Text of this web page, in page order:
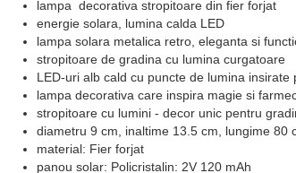
lampa decorativa stropitoare din fier forjat
energie solara, lumina calda LED
lampa solara metalica retro, eleganta si
stropitoare de gradina cu lumina curgatoare
LED-uri alb cald cu puncte de lumina insirate
lampa decorativa care inspira magie si
stropitoare cu lumini - decor unic pentru
diametru 9 cm, inaltime 13.5 cm, lungime 80
material: Fier forjat
panou solar: Policristalin: 2V 120 mAh